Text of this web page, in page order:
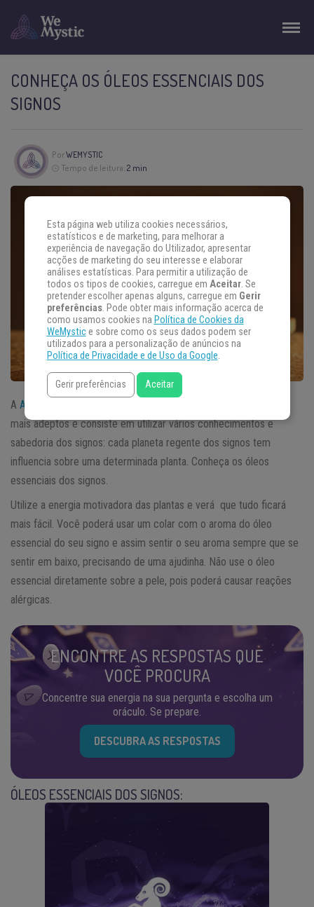
CONHEÇA OS ÓLEOS ESSENCIAIS DOS
SIGNOS
PorWEMYSTIC
Tempo de leitura: 2 min
A Aromoterapia
mais adeptos e consiste em utilizar vários conhecimentos e
sabedoria dos signos: cada planeta regente dos signos tem
influencia sobre uma determinada planta. Conheça os óleos
essenciais dos signos.
Utilize a energia motivadora das plantas e verá que tudo ficará
mais fácil. Você poderá usar um colar com o aroma do óleo
essencial do seu signo e assim sentir o seu aroma sempre que se
sentir em baixo, precisando de uma ajudinha. Não use o óleo
essencial diretamente sobre a pele, pois poderá causar reações
alérgicas.
ENCONTRE AS RESPOSTAS QUE
VOCÊ PROCURA
Concentre sua energia na sua pergunta e escolha um
oráculo. Se prepare.
DESCUBRA AS RESPOSTAS
ÓLEOS ESSENCIAIS DOS SIGNOS:
Esta página web utiliza cookies necessários,
estatísticos e de marketing, para melhorar a
experiência de navegação do Utilizador, apresentar
acções de marketing do seu interesse e elaborar
análises estatísticas. Para permitir a utilização de
todos os tipos de cookies, carregue em Aceitar. Se
pretender escolher apenas alguns, carregue em Gerir
preferências. Pode obter mais informação acerca de
como usamos cookies na Política de Cookies da
WeMystice sobre como os seus dados podem ser
utilizados para a personalização de anúncios na
Política de Privacidade e de Uso da Google.
Gerir preferências Aceitar